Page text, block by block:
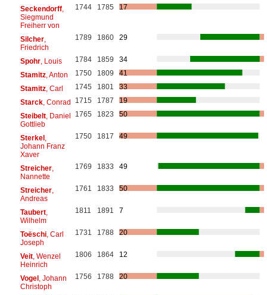
Seckendorff,
Siegmund
Freiherr von
1744 1785 17
Silcher,
Friedrich
1789 1860 29
Spohr, Louis 1784 1859
34
Stamitz, Anton 1750 1809
41
Stamitz, Carl 1745 1801
33
Starck, Conrad 1715 1787
19
Steibelt, Daniel
Gottlieb
1765 1823 50
Sterkel,
Johann Franz
Xaver
1750 1817 49
Streicher,
Nannette
1769 1833 49
Streicher,
Andreas
1761 1833 50
Taubert,
Wilhelm
1811 1891 7
Toëschi, Carl
Joseph
1731 1788 20
Veit, Wenzel
Heinrich
1806 1864 12
Vogel, Johann
Christoph
1756 1788 20